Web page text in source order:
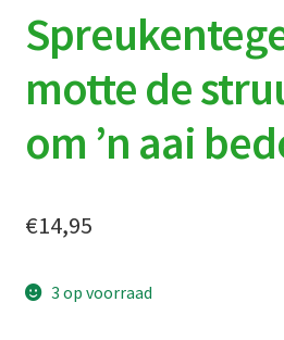
MYN TOEGANG
WOR BEGUNSTIGER
motte de
om ’n aai
€14,95
3 op voorraad